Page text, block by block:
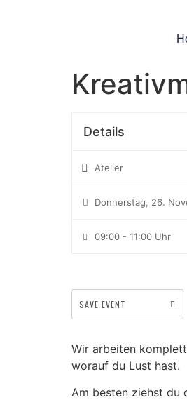
Details
Atelier
Donnerstag, 26.
09:00 - 11:00 Uhr
SAVE EVENT
Wir arbeiten
worauf du Lust hast.
Am besten ziehst du